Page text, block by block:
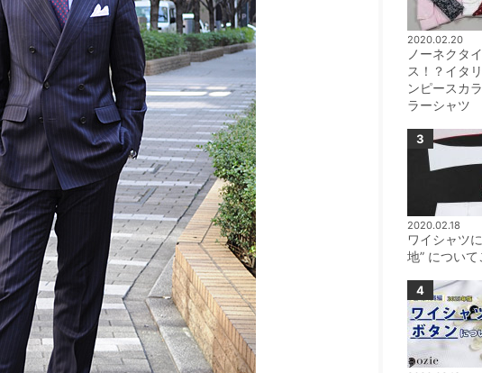
2020.02.20
ノーネクタ
ス！？イタ
ンピースカ
ラーシャツ
2020.02.18
ワイシャツ
地” につい